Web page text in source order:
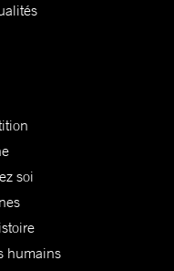
soi
humains